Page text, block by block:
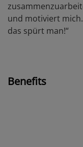
und motiviert
das spürt man!“
Benefits